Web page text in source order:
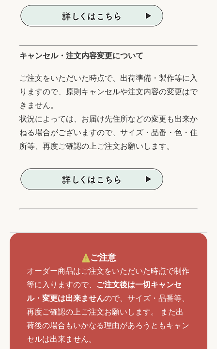
キャンセル・注文内容変更について
ご注文をいただいた時点で、出荷準備・製作等に入
りますので、原則キャンセルや注文内容の変更はで
きません。
状況によっては、お届け先住所などの変更も出来か
ねる場合がございますので、サイズ・品番・色・住
所等、再度ご確認の上ご注文お願いします。
ご注意
オーダー商品はご注文をいただいた時点で制作
等に入りますので、
ご注文後は一切キャンセ
ル・変更は出来ませんので、サイズ・品番等、
再度ご確認の上ご注文お願いします。 また出
荷後の場合もいかなる理由があろうともキャン
セルは出来ません。